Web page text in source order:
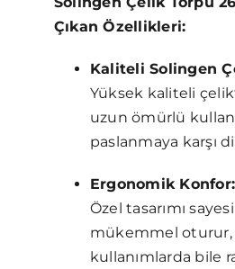
Çıkan Özellikleri:
Kaliteli Solingen
Yüksek kaliteli
uzun ömürlü
paslanmaya karşı
Ergonomik Konfor:
Özel tasarımı
mükemmel oturur,
kullanımlarda bile